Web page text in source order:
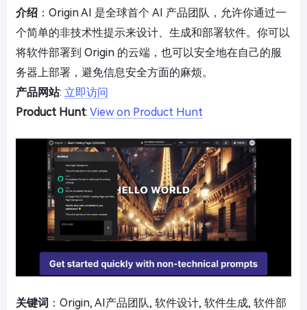
介绍 ：Origin AI 是全球首个 AI 产品团队，允许你通过一
个简单的非技术性提示来设计、生成和部署软件。你可以
将软件部署到 Origin 的云端，也可以安全地在自己的服
务器上部署，避免信息安全方面的麻烦。
产品网站: 立即访问
Product Hunt: View on Product Hunt
关键词 ：Origin, AI产品团队, 软件设计, 软件生成, 软件部